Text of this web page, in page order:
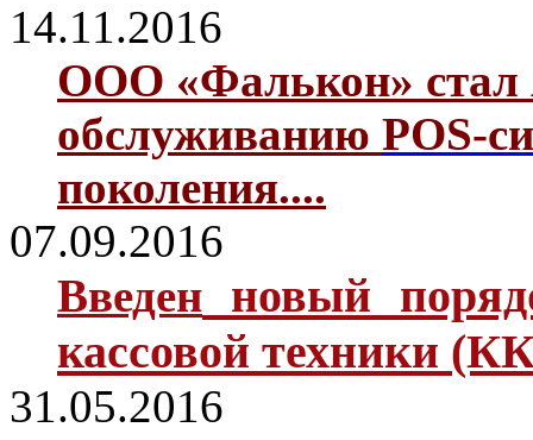
14.11.2016
ООО «Фалькон»
обслуживанию POS-
поколения....
07.09.2016
Введен новый
кассовой техники
31.05.2016